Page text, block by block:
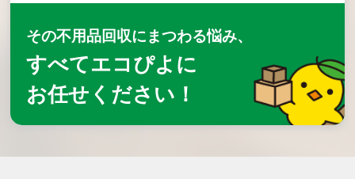
その不用品回収にまつわる悩み、
すべてエコぴよに
お任せください！